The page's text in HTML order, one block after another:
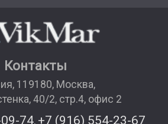
Контакты
, 119180, Москва,
40/2, стр.4, офис 2
74, +7 (916) 554-23-67